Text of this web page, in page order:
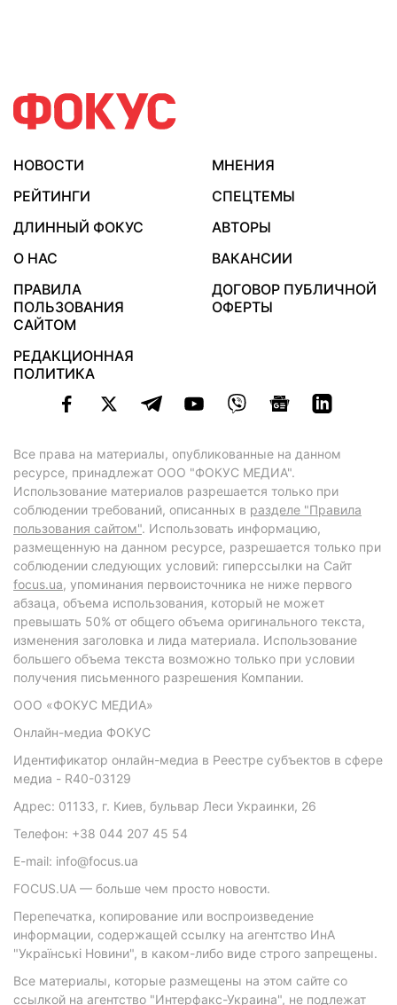
НОВОСТИ
МНЕНИЯ
РЕЙТИНГИ
СПЕЦТЕМЫ
ДЛИННЫЙ ФОКУС
АВТОРЫ
О НАС
ВАКАНСИИ
ПРАВИЛА
ПОЛЬЗОВАНИЯ
САЙТОМ
ДОГОВОР ПУБЛИЧНОЙ
ОФЕРТЫ
РЕДАКЦИОННАЯ
ПОЛИТИКА
Все права на материалы, опубликованные на данном
ресурсе, принадлежат ООО "ФОКУС МЕДИА".
Использование материалов разрешается только при
соблюдении требований, описанных в разделе "Правила
пользования сайтом". Использовать информацию,
размещенную на данном ресурсе, разрешается только при
соблюдении следующих условий: гиперссылки на Сайт
focus.ua, упоминания первоисточника не ниже первого
абзаца, объема использования, который не может
превышать 50% от общего объема оригинального текста,
изменения заголовка и лида материала. Использование
большего объема текста возможно только при условии
получения письменного разрешения Компании.
ООО «ФОКУС МЕДИА»
Онлайн-медиа ФОКУС
Идентификатор онлайн-медиа в Реестре субъектов в сфере
медиа - R40-03129
Адрес: 01133, г. Киев, бульвар Леси Украинки, 26
Телефон: +38 044 207 45 54
E-mail: info@focus.ua
FOCUS.UA — больше чем просто новости.
Перепечатка, копирование или воспроизведение
информации, содержащей ссылку на агентство ИнА
"Українські Новини", в каком-либо виде строго запрещены.
Все материалы, которые размещены на этом сайте со
ссылкой на агентство "Интерфакс-Украина", не подлежат